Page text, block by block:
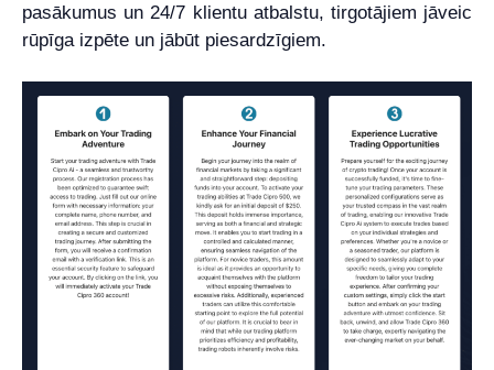
pasākumus un 24/7 klientu atbalstu, tirgotājiem jāveic
rūpīga izpēte un jābūt piesardzīgiem.